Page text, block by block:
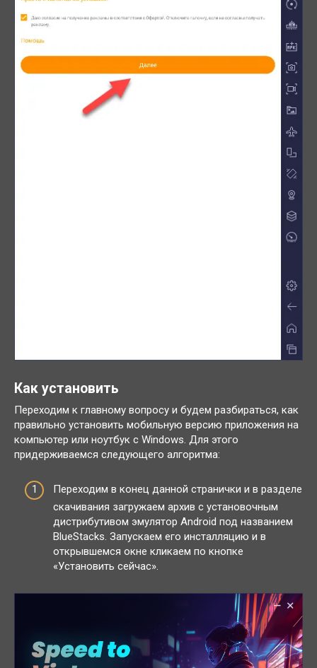
Как установить
Переходим к главному вопросу и будем разбираться, как
правильно установить мобильную версию приложения на
компьютер или ноутбук с Windows. Для этого
придерживаемся следующего алгоритма:
Переходим в конец данной странички и в разделе
скачивания загружаем архив с установочным
дистрибутивом эмулятор Android под названием
BlueStacks. Запускаем его инсталляцию и в
открывшемся окне кликаем по кнопке
«Установить сейчас».